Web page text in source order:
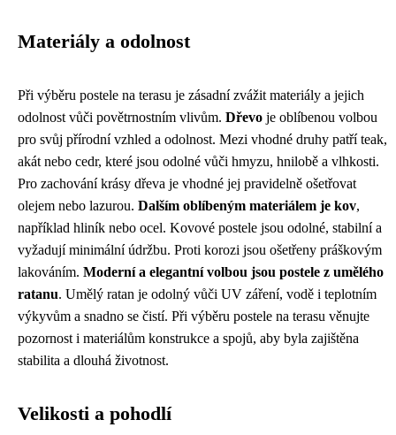
Materiály a odolnost
Při výběru postele na terasu je zásadní zvážit materiály a jejich
odolnost vůči povětrnostním vlivům. Dřevo je oblíbenou volbou
pro svůj přírodní vzhled a odolnost. Mezi vhodné druhy patří teak,
akát nebo cedr, které jsou odolné vůči hmyzu, hnilobě a vlhkosti.
Pro zachování krásy dřeva je vhodné jej pravidelně ošetřovat
olejem nebo lazurou. Dalším oblíbeným materiálem je kov,
například hliník nebo ocel. Kovové postele jsou odolné, stabilní a
vyžadují minimální údržbu. Proti korozi jsou ošetřeny práškovým
lakováním. Moderní a elegantní volbou jsou postele z umělého
ratanu. Umělý ratan je odolný vůči UV záření, vodě i teplotním
výkyvům a snadno se čistí. Při výběru postele na terasu věnujte
pozornost i materiálům konstrukce a spojů, aby byla zajištěna
stabilita a dlouhá životnost.
Velikosti a pohodlí